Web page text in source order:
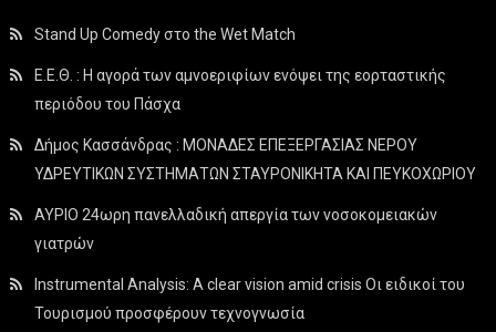
Stand Up Comedy στο the Wet Match
Ε.Ε.Θ. : Η αγορά των αμνοεριφίων ενόψει της εορταστικής
περιόδου του Πάσχα
Δήμος Κασσάνδρας : ΜΟΝΑΔΕΣ ΕΠΕΞΕΡΓΑΣΙΑΣ ΝΕΡΟΥ
ΥΔΡΕΥΤΙΚΩΝ ΣΥΣΤΗΜΑΤΩΝ ΣΤΑΥΡΟΝΙΚΗΤΑ ΚΑΙ ΠΕΥΚΟΧΩΡΙΟΥ
ΑΥΡΙΟ 24ωρη πανελλαδική απεργία των νοσοκομειακών
γιατρών
Instrumental Analysis: A clear vision amid crisis Οι ειδικοί του
Τουρισμού προσφέρουν τεχνογνωσία